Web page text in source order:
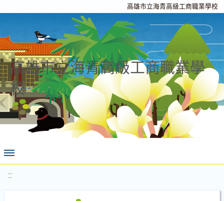
高雄市立海青高級工商職業學校
高雄市立海青高級工商職業學
校
:::